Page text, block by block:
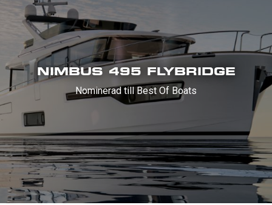
NIMBUS 495 FLYBRIDGE
Nominerad till Best Of Boats